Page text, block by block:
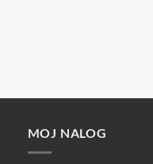
MOJ NALOG